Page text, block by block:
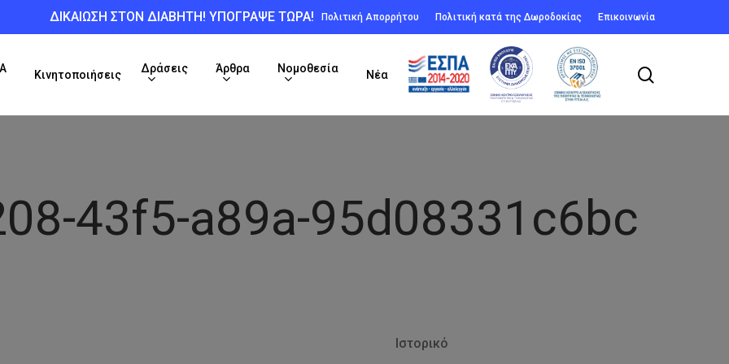
ΔΙΚΑΙΩΣΗ ΣΤΟΝ ΔΙΑΒΗΤΗ! ΥΠΟΓΡΑΨΕ ΤΩΡΑ! Πολιτική Απορρήτου Πολιτική κατά της Δωροδοκίας Επικοινωνία
Κινητοποιήσεις
Δράσεις Άρθρα Νομοθεσία
Νέα
43f5-a89a-95d08331c6bc
Ιστορικό